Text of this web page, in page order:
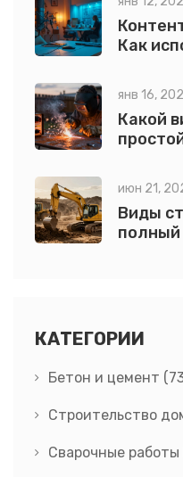
Как
янв 16,
Какой
июн 21,
Виды
полный
КАТЕГОРИИ
Бетон и цемент
Строительство
Сварочные работы